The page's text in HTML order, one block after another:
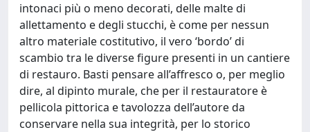
intonaci più o meno decorati, delle malte di
allettamento e degli stucchi, è come per nessun
altro materiale costitutivo, il vero ‘bordo’ di
scambio tra le diverse figure presenti in un cantiere
di restauro. Basti pensare all’affresco o, per meglio
dire, al dipinto murale, che per il restauratore è
pellicola pittorica e tavolozza dell’autore da
conservare nella sua integrità, per lo storico